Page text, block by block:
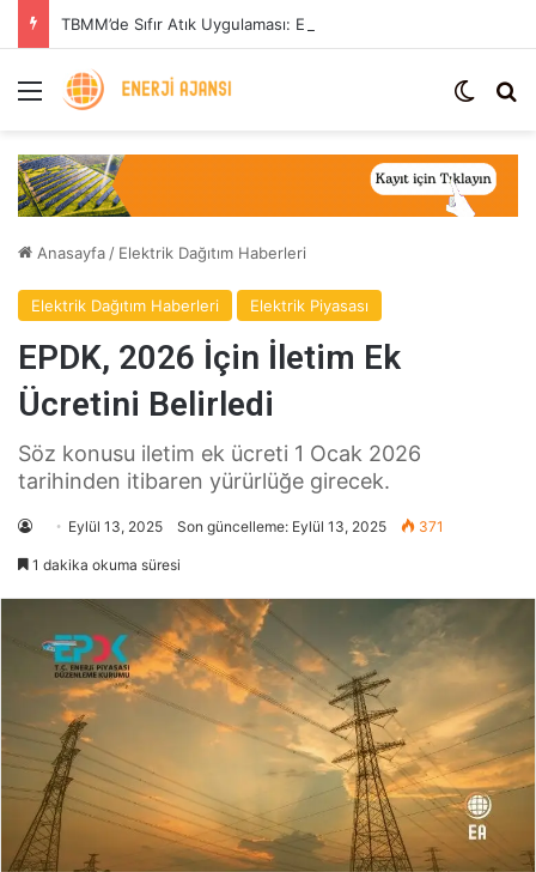
Menü Dış
Anasayfa / Elektrik Dağıtım Haberleri
Elektrik Dağıtım Haberleri Elektrik Piyasası
EPDK, 2026 İçin İletim Ek
Ücretini Belirledi
Söz konusu iletim ek ücreti 1 Ocak 2026
tarihinden itibaren yürürlüğe girecek.
Eylül 13, 2025 Son güncelleme: Eylül 13, 2025 371
1 dakika okuma süresi